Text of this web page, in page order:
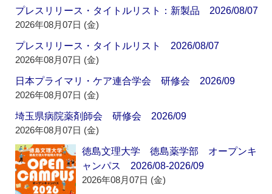
プレスリリース・タイトルリスト：新製品 2026/08/07
2026年08月07日 (金)
プレスリリース・タイトルリスト 2026/08/07
2026年08月07日 (金)
日本プライマリ・ケア連合学会 研修会 2026/09
2026年08月07日 (金)
埼玉県病院薬剤師会 研修会 2026/09
2026年08月07日 (金)
徳島文理大学 徳島薬学部 オープンキ
ャンパス 2026/08-2026/09
2026年08月07日 (金)